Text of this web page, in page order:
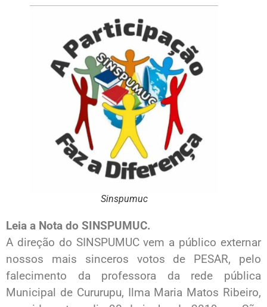
Sinspumuc
Leia a Nota do SINSPUMUC.
A direção do SINSPUMUC vem a público externar
nossos mais sinceros votos de PESAR, pelo
falecimento da professora da rede pública
Municipal de Cururupu, Ilma Maria Matos Ribeiro,